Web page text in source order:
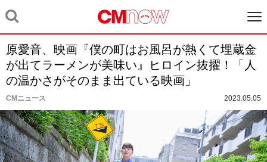
原愛音、映画『僕の町はお風呂が熱くて埋蔵金
が出てラーメンが美味い』ヒロイン抜擢！「人
の温かさがそのまま出ている映画」
CMニュース 2023.05.05